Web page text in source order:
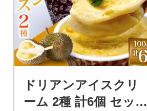
ドリアンアイスクリ
ーム 2種 計6個 セット